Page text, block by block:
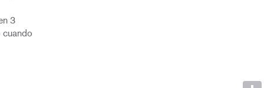
3
cuando